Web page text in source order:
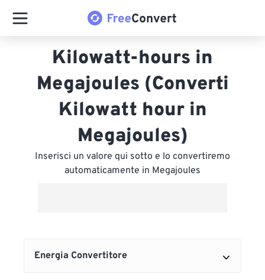
Kilowatt-hours in
Megajoules (Converti
Kilowatt hour in
Megajoules)
Inserisci un valore qui sotto e lo convertiremo
automaticamente in Megajoules